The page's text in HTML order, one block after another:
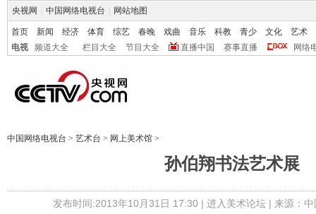
央视网 中国网络电视台 网站地图
首页 新闻 经济 体育 综艺 春晚 戏曲 音乐 科教 青少 文化
艺术
电视
频道大全 栏目大全 节目大全 直播中国 赛事直播 网络
中国网络电视台 > 艺术台 > 网上美术馆 >
孙伯翔书法艺术展
发布时间:2013年10月31日 17:30 | 进入美术论坛| 来源：